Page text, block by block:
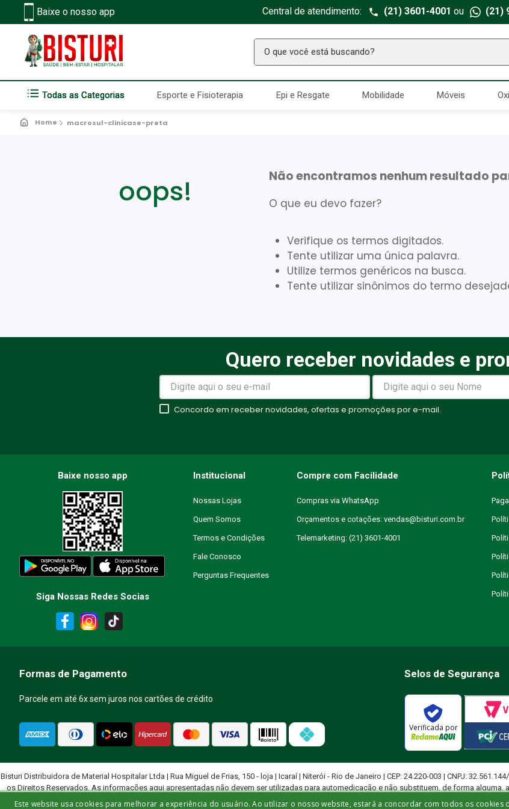
Baixe o nosso app Central de atendimento: (21) 3601-4001 ou (21)
O que você está buscando?
Todas as Categorias Esporte e Fisioterapia Epi e Resgate Mobilidade Móveis
macrosul-clinicase-preta
oops! Não encontramos nenhum resultado
O que eu devo fazer?
Verifique os termos digitados.
Tente utilizar uma única palavra.
Utilize termos genéricos na busca.
Tente utilizar sinônimos do termo
Quero receber novidades e
Concordo em receber novidades, ofertas e promoções por e-mail.
Baixe nosso app
Siga Nossas Redes Socias
Institucional
Nossas Lojas
Quem Somos
Termos e Condições
Fale Conosco
Perguntas Frequentes
Compre com Facilidade
Compras via WhatsApp
Orçamentos e cotações: vendas@bisturi.com.br
Telemarketing: (21) 3601-4001
Formas de Pagamento
Parcele em até 6x sem juros nos cartões de crédito
Selos de Segurança
Verificada por
Bisturi Distribuidora de Material Hospitalar Ltda | Rua Miguel de Frias, 150 - loja | Icaraí | Niterói - Rio de Janeiro | CEP: 24.220-003 | CNPJ:
os Direitos Reservados. As informações aqui apresentadas não devem ser utilizadas para automedicação e não substituem, de forma
qualificado para diagnosticar problemas de saúde e prescrever
Este website usa cookies para melhorar a experiência do usuário. Ao utilizar o nosso website, estará a concordar com todos os cookies
TERMOS MAIS BUSCADOS
Seringa Insulina
Aparelho Pressão
6º Absorvente Geriatrico
Littmann
Cadeira Banho
º Gaze